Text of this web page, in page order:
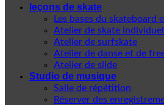
leçons de skate
Les bases du skateboard
Atelier de skate individuel
Atelier de surfskate
Atelier de danse et de
Atelier de slide
Studio de musique
Salle de répétition
Réserver des